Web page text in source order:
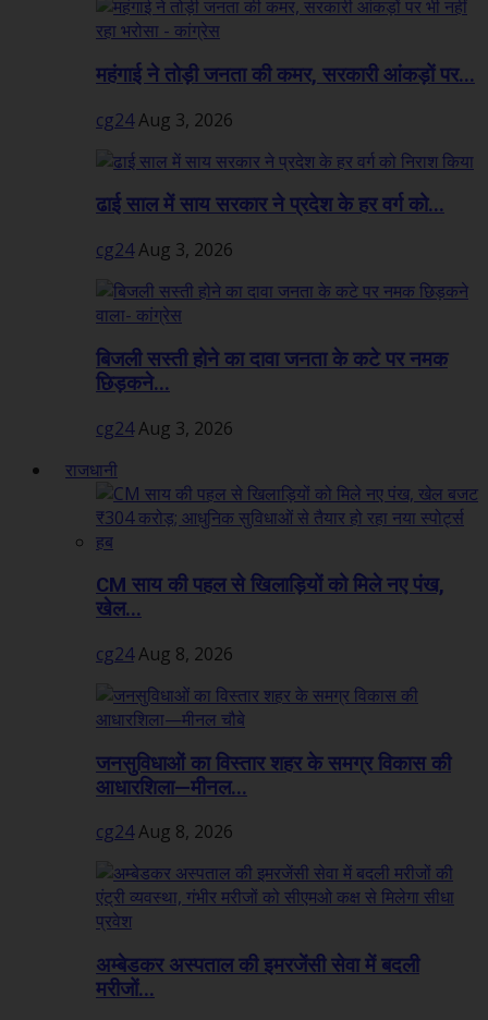
महंगाई ने तोड़ी जनता की कमर, सरकारी आंकड़ों पर...
cg24Aug 3, 2026
ढाई साल में साय सरकार ने प्रदेश के हर वर्ग को...
cg24Aug 3, 2026
बिजली सस्ती होने का दावा जनता के कटे पर नमक
छिड़कने...
cg24Aug 3, 2026
राजधानी
CM साय की पहल से खिलाड़ियों को मिले नए पंख,
खेल...
cg24Aug 8, 2026
जनसुविधाओं का विस्तार शहर के समग्र विकास की
आधारशिला—मीनल...
cg24Aug 8, 2026
अम्बेडकर अस्पताल की इमरजेंसी सेवा में बदली
मरीजों...